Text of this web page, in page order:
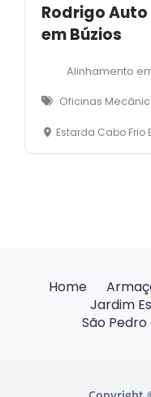
Rodrigo
em Búzios
Alinhamento
Oficinas
Estarda Cabo Frio Búzios, 381 - Cem
Home
Jardim
São